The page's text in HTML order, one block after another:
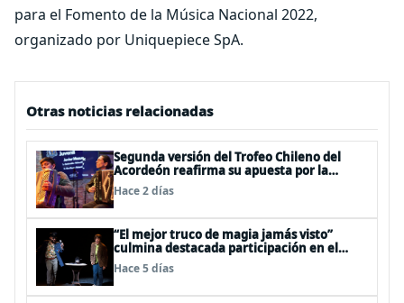
para el Fomento de la Música Nacional 2022,
organizado por Uniquepiece SpA.
Otras noticias relacionadas
Segunda versión del Trofeo Chileno del
Acordeón reafirma su apuesta por la
profesionalización del instrumento en
Chile
Hace 2 días
“El mejor truco de magia jamás visto”
culmina destacada participación en el
Festival Off Avignon 2026
Hace 5 días